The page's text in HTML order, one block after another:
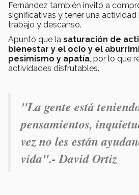
Fernández también invitó a
significativas y tener una
trabajo y descanso.
Apuntó que la saturación de
bienestar y el ocio y el
pesimismo y apatía, por lo que
actividades disfrutables.
"La gente está
pensamientos,
vez no les están
vida".- David Ortiz